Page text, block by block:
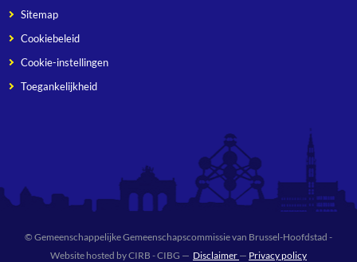
Sitemap
Cookiebeleid
Cookie-instellingen
Toegankelijkheid
© Gemeenschappelijke Gemeenschapscommissie van Brussel-Hoofdstad -
Website hosted by CIRB - CIBG — Disclaimer — Privacy policy